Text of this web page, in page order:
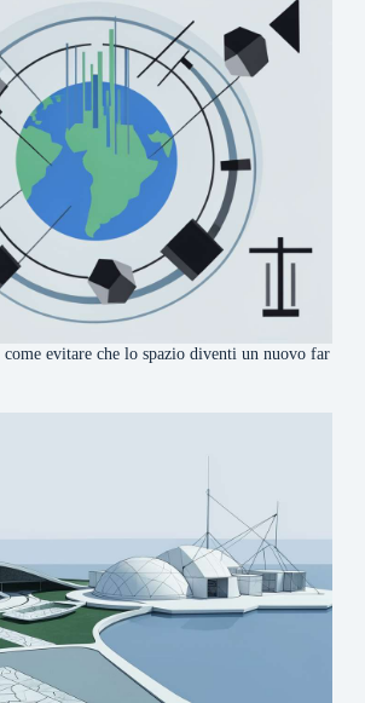
come evitare che lo spazio diventi un nuovo far